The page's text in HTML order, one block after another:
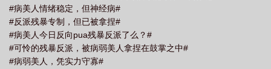
#病美人情绪稳定，但神经病#
#反派残暴专制，但已被拿捏#
#病美人今日反向pua残暴反派了么？#
#可怜的残暴反派，被病弱美人拿捏在鼓掌之中#
#病弱美人，凭实力守寡#